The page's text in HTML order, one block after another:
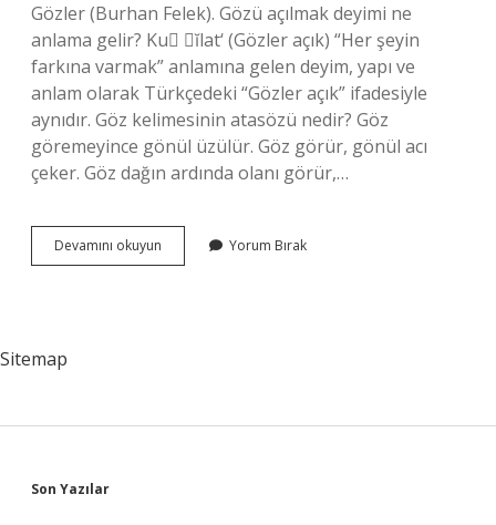
Gözler (Burhan Felek). Gözü açılmak deyimi ne
anlama gelir? Ku ĭlat‘ (Gözler açık) “Her şeyin
farkına varmak” anlamına gelen deyim, yapı ve
anlam olarak Türkçedeki “Gözler açık” ifadesiyle
aynıdır. Göz kelimesinin atasözü nedir? Göz
göremeyince gönül üzülür. Göz görür, gönül acı
çeker. Göz dağın ardında olanı görür,…
Devamını okuyun
Açtırmamak
Yorum Bırak
Sitemap
Sidebar
Son Yazılar